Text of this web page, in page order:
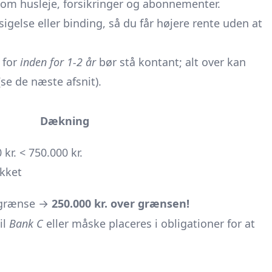
husleje, forsikringer og abonnementer.
eller binding, så du får højere rente uden at
for inden for 1-2 årbør stå kontant; alt over kan
de næste afsnit).
Dækning
< 750.000 kr.
→ 250.000 kr. over grænsen!
Bank C eller måske placeres i obligationer for at